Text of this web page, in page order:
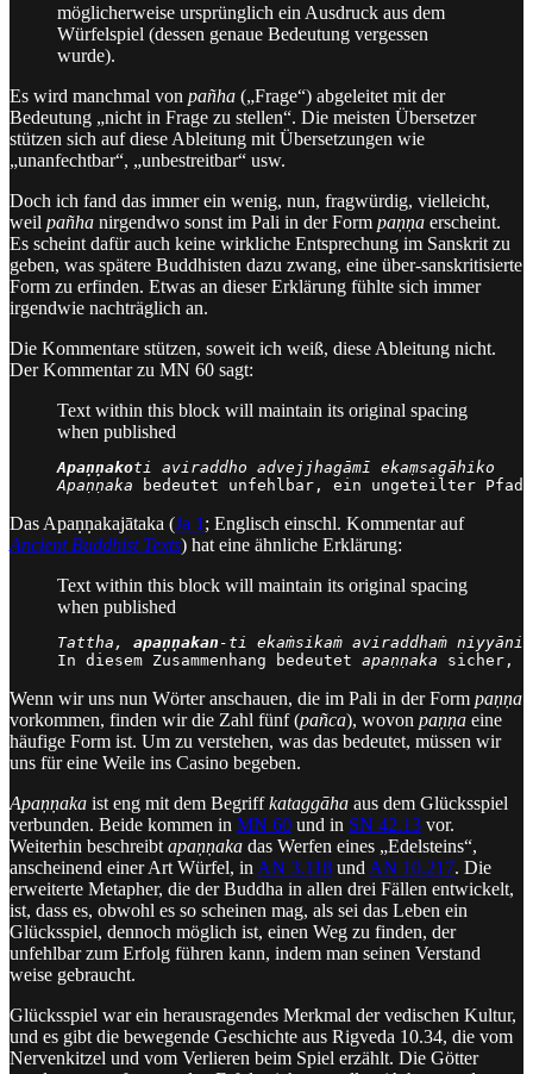
möglicherweise ursprünglich ein Ausdruck aus dem
Würfelspiel (dessen genaue Bedeutung vergessen
wurde).
Es wird manchmal von pañha („Frage“) abgeleitet mit der
Bedeutung „nicht in Frage zu stellen“. Die meisten Übersetzer
stützen sich auf diese Ableitung mit Übersetzungen wie
„unanfechtbar“, „unbestreitbar“ usw.
Doch ich fand das immer ein wenig, nun, fragwürdig, vielleicht,
weil pañha nirgendwo sonst im Pali in der Form paṇṇa erscheint.
Es scheint dafür auch keine wirkliche Entsprechung im Sanskrit zu
geben, was spätere Buddhisten dazu zwang, eine über-sanskritisierte
Form zu erfinden. Etwas an dieser Erklärung fühlte sich immer
irgendwie nachträglich an.
Die Kommentare stützen, soweit ich weiß, diese Ableitung nicht.
Der Kommentar zu MN 60 sagt:
Text within this block will maintain its original spacing
when published
Apaṇṇakoti aviraddho advejjhagāmī ekaṃsagāhiko
Apaṇṇaka bedeutet unfehlbar, ein ungeteilter
Das Apaṇṇakajātaka (Ja 1 ; Englisch einschl. Kommentar auf
Ancient Buddhist Texts) hat eine ähnliche Erklärung:
Text within this block will maintain its original spacing
when published
Tattha, apaṇṇakan -ti ekaṁsikaṁ aviraddhaṁ
In diesem Zusammenhang bedeutet apaṇṇaka sicher,
Wenn wir uns nun Wörter anschauen, die im Pali in der Form paṇṇa
vorkommen, finden wir die Zahl fünf (pañca), wovon paṇṇa eine
häufige Form ist. Um zu verstehen, was das bedeutet, müssen wir
uns für eine Weile ins Casino begeben.
Apaṇṇaka ist eng mit dem Begriffkataggāha aus dem Glücksspiel
verbunden. Beide kommen in MN 60 und in SN 42.13 vor.
Weiterhin beschreibt apaṇṇaka das Werfen eines „Edelsteins“,
anscheinend einer Art Würfel, in AN 3.118 und AN 10.217. Die
erweiterte Metapher, die der Buddha in allen drei Fällen entwickelt,
ist, dass es, obwohl es so scheinen mag, als sei das Leben ein
Glücksspiel, dennoch möglich ist, einen Weg zu finden, der
unfehlbar zum Erfolg führen kann, indem man seinen Verstand
weise gebraucht.
Glücksspiel war ein herausragendes Merkmal der vedischen Kultur,
und es gibt die bewegende Geschichte aus Rigveda 10.34, die vom
Nervenkitzel und vom Verlieren beim Spiel erzählt. Die Götter